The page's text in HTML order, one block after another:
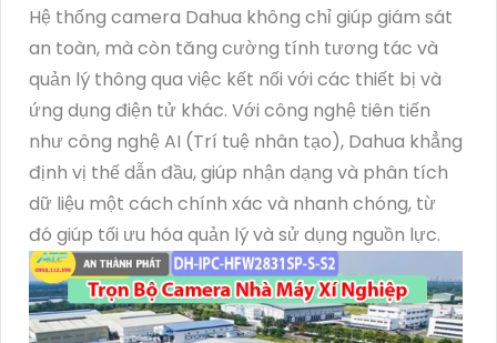
Hệ thống camera Dahua không chỉ giúp giám sát
an toàn, mà còn tăng cường tính tương tác và
quản lý thông qua việc kết nối với các thiết bị và
ứng dụng điện tử khác. Với công nghệ tiên tiến
như công nghệ AI (Trí tuệ nhân tạo), Dahua khẳng
định vị thế dẫn đầu, giúp nhận dạng và phân tích
dữ liệu một cách chính xác và nhanh chóng, từ
đó giúp tối ưu hóa quản lý và sử dụng nguồn lực.